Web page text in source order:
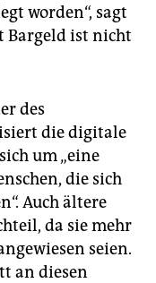
worden“, sagt
Bargeld ist nicht
des
die digitale
um „eine
die sich
Auch ältere
da sie mehr
seien.
an diesen